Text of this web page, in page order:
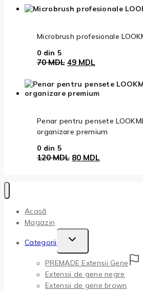
a
fost:
este:
Microbrush profesionale
0 din 5
70MDL Prețul
a
fost:
70 MDL.
49 MDL
este:
49 MDL.
Penar pentru pensete
organizare premium
0 din 5
120MDL Prețul
80 MDL
Acasă
Magazin
Categorii
Toggle
Child
Menu
PREMADE Extensii Gene
Extensii de gene negre
Extensii de gene brown